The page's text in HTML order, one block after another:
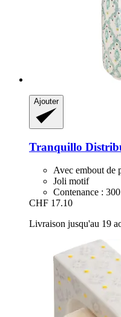
Ajouter
Tranquillo
Avec embout de
Joli motif
Contenance :
CHF 17.10
Livraison jusqu'au 19